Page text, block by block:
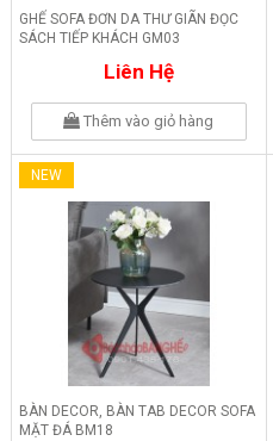
GHẾ SOFA ĐƠN DA THƯ GIÃN ĐỌC
SÁCH TIẾP KHÁCH GM03
Liên Hệ
Thêm vào giỏ hàng
NEW
BÀN DECOR, BÀN TAB DECOR SOFA
MẶT ĐÁ BM18